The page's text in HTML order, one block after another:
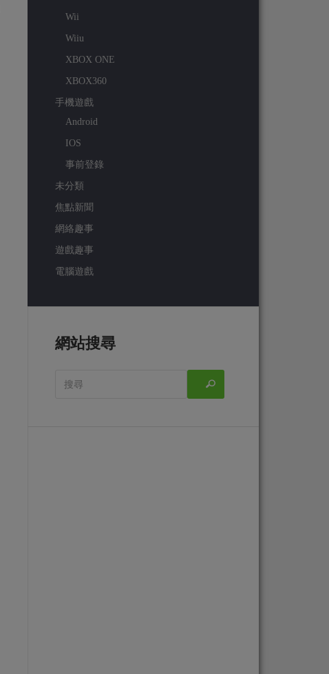
Wii
Wiiu
XBOX ONE
XBOX360
手機遊戲
Android
IOS
事前登錄
未分類
焦點新聞
網絡趣事
遊戲趣事
電腦遊戲
網站搜尋